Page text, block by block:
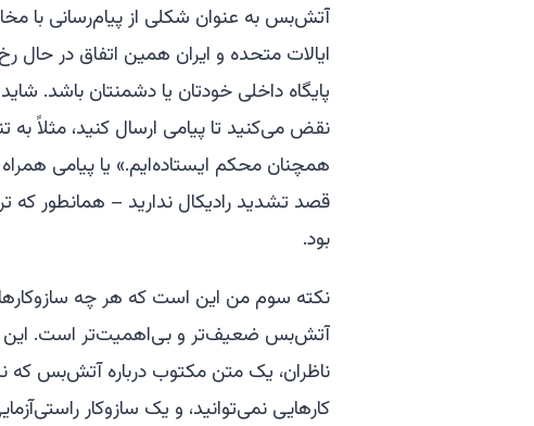
آتش‌بس به عنوان شکلی از پیام‌رسانی با
ایالات متحده و ایران همین اتفاق در
پایگاه داخلی خودتان یا دشمنتان باشد.
نقض می‌کنید تا پیامی ارسال کنید، مثلاً به
همچنان محکم ایستاده‌ایم.» یا پیامی
قصد تشدید رادیکال ندارید – همانطور که
بود.
نکته سوم من این است که هر چه
آتش‌بس ضعیف‌تر و بی‌اهمیت‌تر است. این
ناظران، یک متن مکتوب درباره آتش‌بس که
کارهایی نمی‌توانید، و یک سازوکار